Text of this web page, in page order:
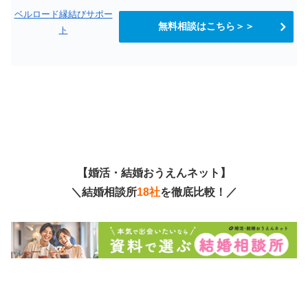
ベルロード縁結びサポー
ト
無料相談はこちら＞＞
【婚活・結婚おうえんネット】
＼結婚相談所18社を徹底比較！／